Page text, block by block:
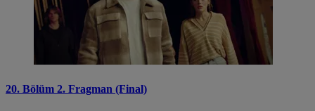
20. Bölüm 2. Fragman (Final)